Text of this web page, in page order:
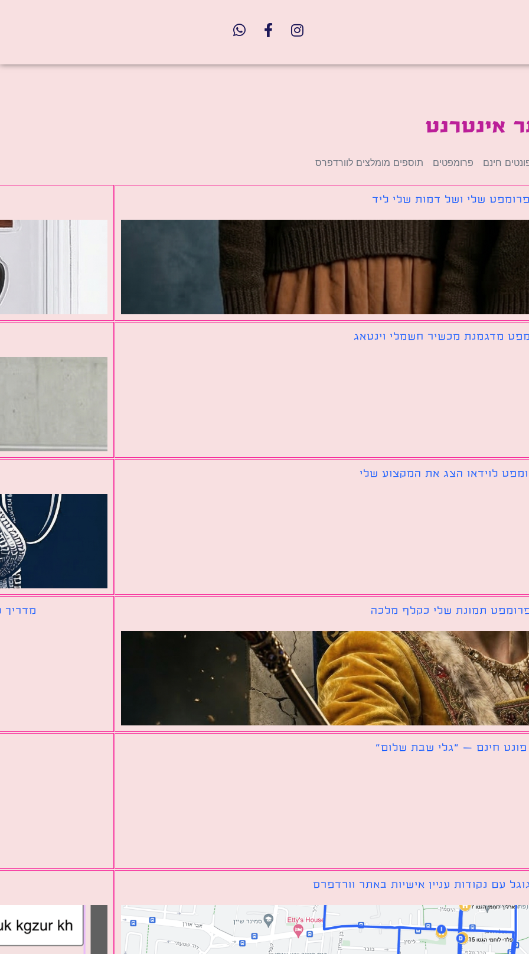
אינטרנט
חינם פרומפטים תוספים מומלצים לוורדפרס
שלי ושל דמות שלי ליד
מדגמנת מכשיר חשמלי וינטאג
לוידאו הצג את המקצוע שלי
תמונת שלי כקלף מלכה מדריך
פונט חינם – ״גלי שבת שלום״
עם נקודות עניין אישיות באתר וורדפרס